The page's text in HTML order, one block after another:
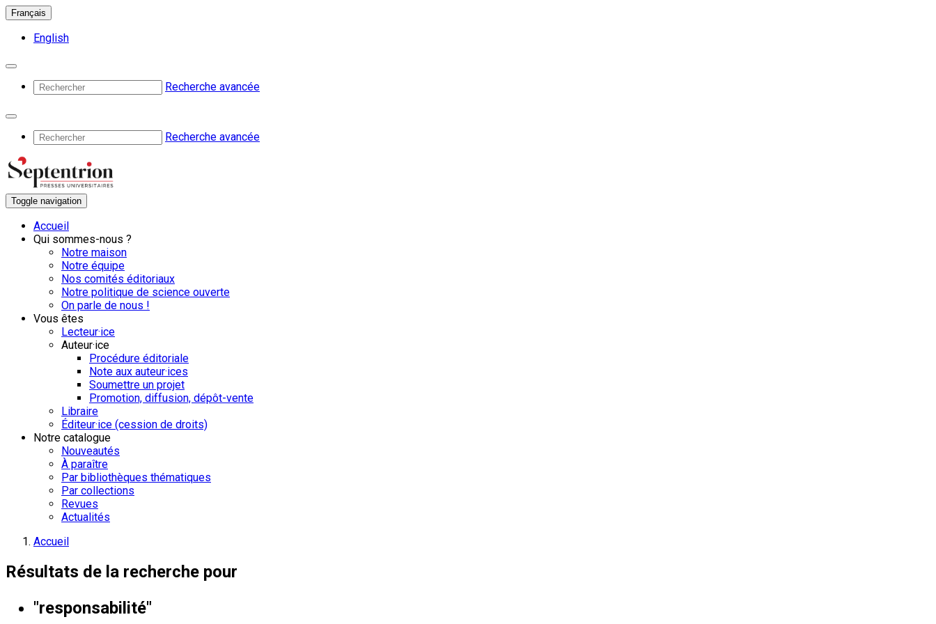
Français
English
Recherche avancée
Recherche avancée
Toggle navigation
Accueil
Qui sommes-nous ?
Notre maison
Notre équipe
Nos comités éditoriaux
Notre politique de science ouverte
On parle de nous !
Vous êtes
Lecteur·ice
Auteur·ice
Procédure éditoriale
Note aux auteur·ices
Soumettre un projet
Promotion, diffusion, dépôt-vente
Libraire
Éditeur·ice (cession de droits)
Notre catalogue
Nouveautés
À paraître
Par bibliothèques thématiques
Par collections
Revues
Actualités
Accueil
Résultats de la recherche pour
"responsabilité"